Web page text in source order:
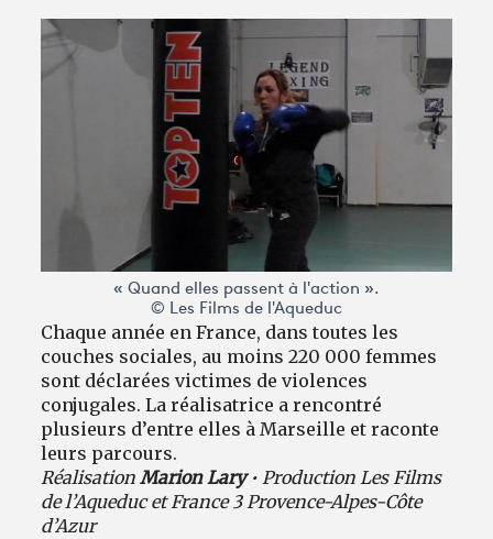
« Quand elles passent à l'action ».
© Les Films de l'Aqueduc
Chaque année en France, dans toutes les
couches sociales, au moins 220 000 femmes
sont déclarées victimes de violences
conjugales. La réalisatrice a rencontré
plusieurs d’entre elles à Marseille et raconte
leurs parcours.
RéalisationMarion Lary• Production Les Films
de l’Aqueduc et France 3 Provence-Alpes-Côte
d’Azur